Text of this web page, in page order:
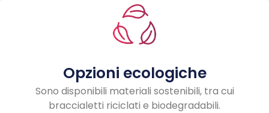
Opzioni ecologiche
Sono disponibili materiali sostenibili, tra cui
braccialetti riciclati e biodegradabili.